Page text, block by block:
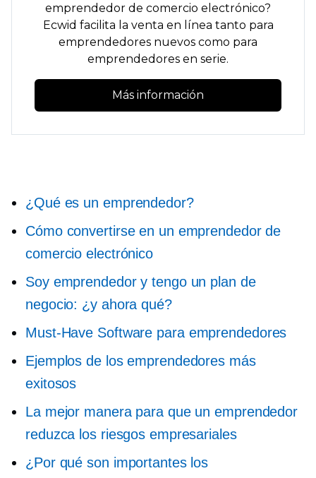
emprendedor de comercio electrónico?
Ecwid facilita la venta en línea tanto para
emprendedores nuevos como para
emprendedores en serie.
Más información
¿Qué es un emprendedor?
Cómo convertirse en un emprendedor de
comercio electrónico
Soy emprendedor y tengo un plan de
negocio: ¿y ahora qué?
Must-Have Software para emprendedores
Ejemplos de los emprendedores más
exitosos
La mejor manera para que un emprendedor
reduzca los riesgos empresariales
¿Por qué son importantes los